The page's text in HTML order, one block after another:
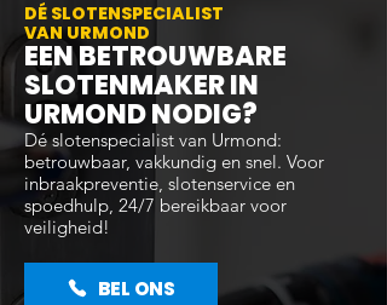
DÉ SLOTENSPECIALIST
VAN URMOND
EEN BETROUWBARE
SLOTENMAKER IN
URMOND NODIG?
Dé slotenspecialist van Urmond:
betrouwbaar, vakkundig en snel. Voor
inbraakpreventie, slotenservice en
spoedhulp, 24/7 bereikbaar voor
veiligheid!
BEL ONS